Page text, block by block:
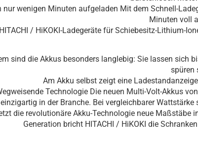
nur wenigen Minuten aufgeladen Mit dem Schnell-
Minuten voll
/ HiKOKI-Ladegeräte für Schiebesitz-Lithium-
sind die Akkus besonders langlebig: Sie lassen sich
spüren
Am Akku selbst zeigt eine
Technologie Die neuen Multi-Volt-Akkus
einzigartig in der Branche. Bei vergleichbarer
die revolutionäre Akku-Technologie neue Maßstäbe
Generation bricht HITACHI / HiKOKI die